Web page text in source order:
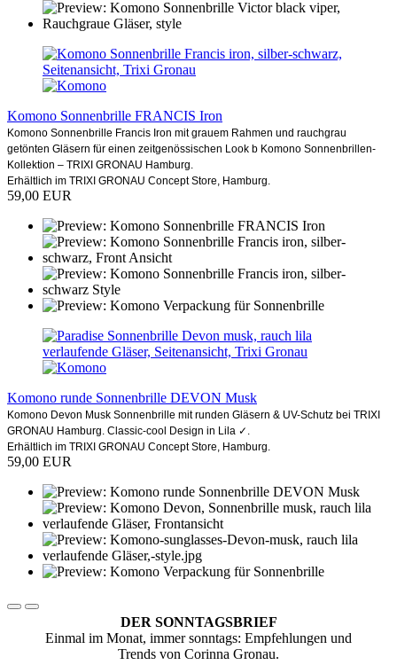
Komono Sonnenbrille FRANCIS Iron
Komono Sonnenbrille Francis Iron mit grauem Rahmen und rauchgrau
getönten Gläsern für einen zeitgenössischen Look b Komono Sonnenbrillen-
Kollektion – TRIXI GRONAU Hamburg.
Erhältlich im TRIXI GRONAU Concept Store, Hamburg.
59,00 EUR
Komono runde Sonnenbrille DEVON Musk
Komono Devon Musk Sonnenbrille mit runden Gläsern & UV-Schutz bei TRIXI
GRONAU Hamburg. Classic-cool Design in Lila ✓.
Erhältlich im TRIXI GRONAU Concept Store, Hamburg.
59,00 EUR
DER SONNTAGSBRIEF
Einmal im Monat, immer sonntags: Empfehlungen und
Trends von Corinna Gronau.